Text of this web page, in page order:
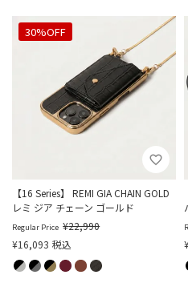
【16 Series】 REMI GIA CHAIN GOLD
レミ ジア チェーン ゴールド
30%OFF
Regular Price ¥22,990
¥16,093 税込